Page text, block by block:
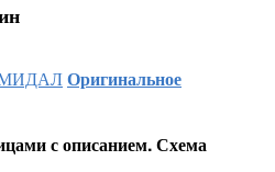
Оригинальное
с описанием. Схема